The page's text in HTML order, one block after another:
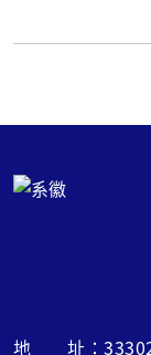
地 址：33302